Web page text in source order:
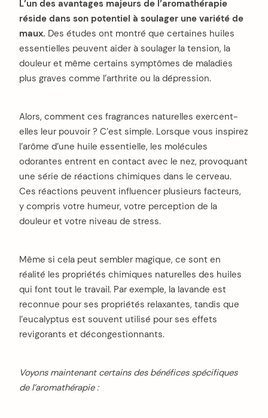
L’un des avantages majeurs de l’aromathérapie
réside dans son potentiel à soulager une variété de
maux. Des études ont montré que certaines huiles
essentielles peuvent aider à soulager la tension, la
douleur et même certains symptômes de maladies
plus graves comme l’arthrite ou la dépression.
Alors, comment ces fragrances naturelles exercent-
elles leur pouvoir ? C’est simple. Lorsque vous inspirez
l’arôme d’une huile essentielle, les molécules
odorantes entrent en contact avec le nez, provoquant
une série de réactions chimiques dans le cerveau.
Ces réactions peuvent influencer plusieurs facteurs,
y compris votre humeur, votre perception de la
douleur et votre niveau de stress.
Même si cela peut sembler magique, ce sont en
réalité les propriétés chimiques naturelles des huiles
qui font tout le travail. Par exemple, la lavande est
reconnue pour ses propriétés relaxantes, tandis que
l’eucalyptus est souvent utilisé pour ses effets
revigorants et décongestionnants.
Voyons maintenant certains des bénéfices spécifiques
de l’aromathérapie :